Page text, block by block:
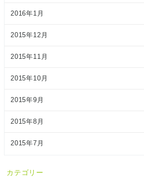
2016年1月
2015年12月
2015年11月
2015年10月
2015年9月
2015年8月
2015年7月
カテゴリー